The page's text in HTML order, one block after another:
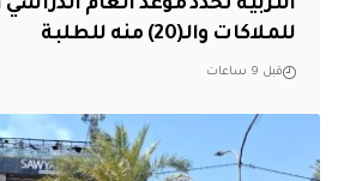
للملاكات والـ(20) منه للطلبة
قبل 9 ساعات